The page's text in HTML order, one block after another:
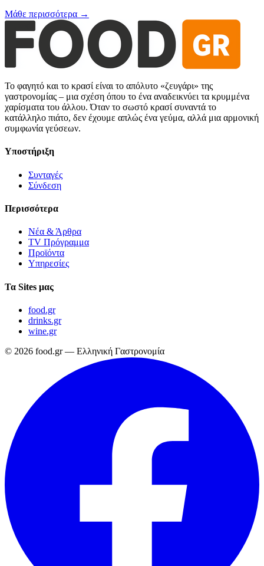
Μάθε περισσότερα →
Το φαγητό και το κρασί είναι το απόλυτο «ζευγάρι» της
γαστρονομίας – μια σχέση όπου το ένα αναδεικνύει τα κρυμμένα
χαρίσματα του άλλου. Όταν το σωστό κρασί συναντά το
κατάλληλο πιάτο, δεν έχουμε απλώς ένα γεύμα, αλλά μια αρμονική
συμφωνία γεύσεων.
Υποστήριξη
Συνταγές
Σύνδεση
Περισσότερα
Νέα & Άρθρα
TV Πρόγραμμα
Προϊόντα
Υπηρεσίες
Τα Sites μας
food.gr
drinks.gr
wine.gr
© 2026 food.gr — Ελληνική Γαστρονομία